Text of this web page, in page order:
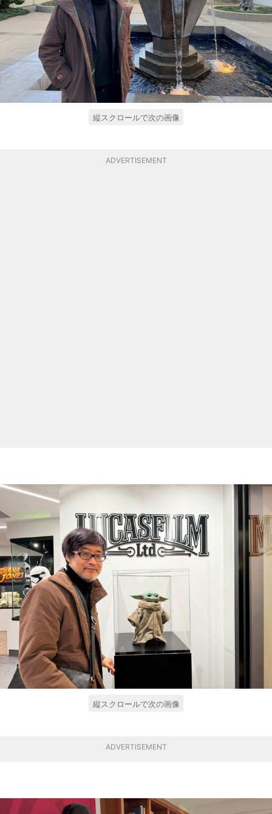
縦スクロールで次の画像
ADVERTISEMENT
縦スクロールで次の画像
ADVERTISEMENT